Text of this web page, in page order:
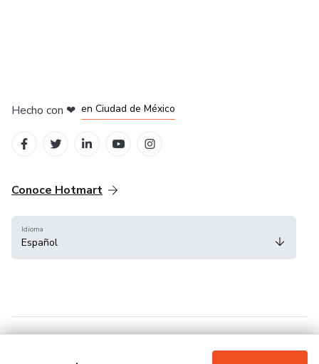
Hecho con ❤ en Ciudad de México
Conoce Hotmart
Idioma
Español